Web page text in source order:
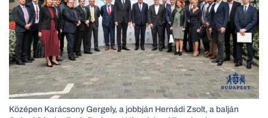
Középen Karácsony Gergely, a jobbján Hernádi Zsolt, a balján